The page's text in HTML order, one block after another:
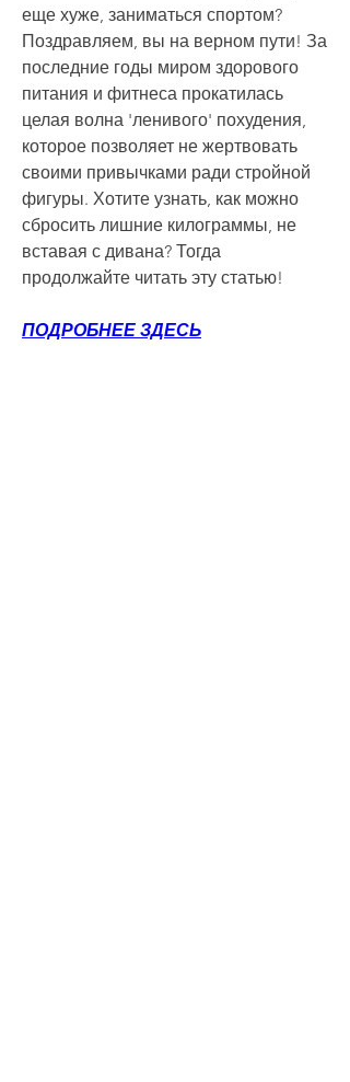
еще хуже, заниматься спортом?
Поздравляем, вы на верном пути! За
последние годы миром здорового
питания и фитнеса прокатилась
целая волна 'ленивого' похудения,
которое позволяет не жертвовать
своими привычками ради стройной
фигуры. Хотите узнать, как можно
сбросить лишние килограммы, не
вставая с дивана? Тогда
продолжайте читать эту статью!
ПОДРОБНЕЕ ЗДЕСЬ